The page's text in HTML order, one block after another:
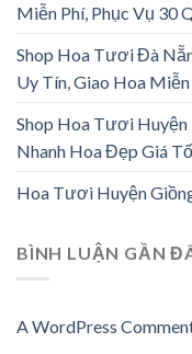
Miễn Phí, Phục Vụ 30
Shop Hoa Tươi Đà
Uy Tín, Giao Hoa Miễn
Shop Hoa Tươi Huyện
Nhanh Hoa Đẹp Giá
Hoa Tươi Huyện
BÌNH LUẬN GẦN
A WordPress